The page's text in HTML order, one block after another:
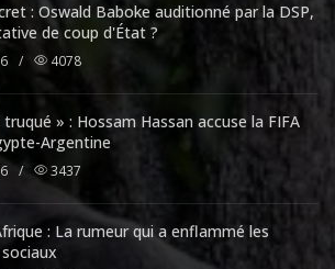
: Oswald Baboke auditionné par la DSP,
de coup d'État ?
/ 4078
» : Hossam Hassan accuse la FIFA
Argentine
/ 3437
: La rumeur qui a enflammé les